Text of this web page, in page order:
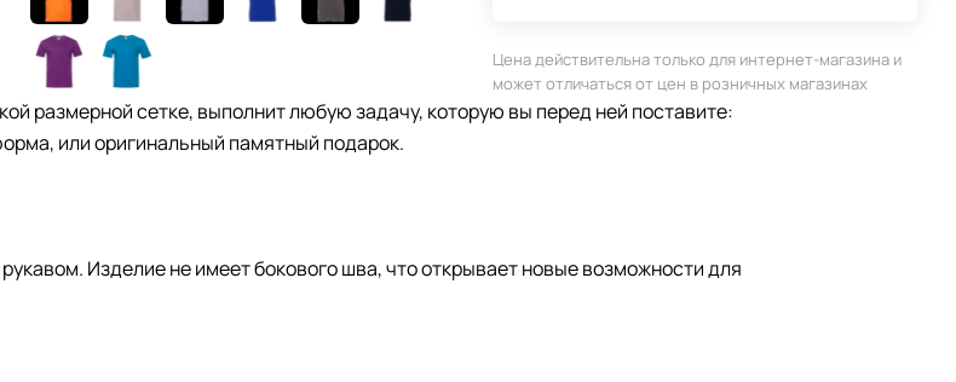
Цена действительна только для интернет-магазина и
может отличаться от цен в розничных магазинах
размерной сетке, выполнит любую задачу, которую вы перед ней поставите:
или оригинальный памятный подарок.
Изделие не имеет бокового шва, что открывает новые возможности для